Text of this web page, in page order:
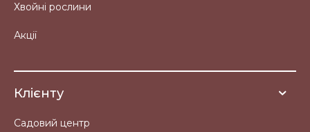
Хвойні рослини
Акції
Клієнту
Садовий центр